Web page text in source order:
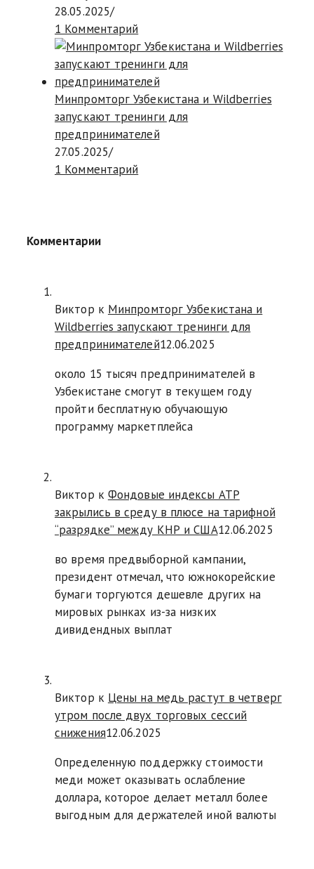
28.05.2025/
1 Комментарий
Минпромторг Узбекистана и Wildberries
запускают тренинги для
предпринимателей
27.05.2025/
1 Комментарий
Комментарии
Виктор к Минпромторг Узбекистана и
Wildberries запускают тренинги для
предпринимателей12.06.2025
около 15 тысяч предпринимателей в
Узбекистане смогут в текущем году
пройти бесплатную обучающую
программу маркетплейса
Виктор к Фондовые индексы АТР
закрылись в среду в плюсе на тарифной
“разрядке” между КНР и США12.06.2025
во время предвыборной кампании,
президент отмечал, что южнокорейские
бумаги торгуются дешевле других на
мировых рынках из-за низких
дивидендных выплат
Виктор к Цены на медь растут в четверг
утром после двух торговых сессий
снижения12.06.2025
Определенную поддержку стоимости
меди может оказывать ослабление
доллара, которое делает металл более
выгодным для держателей иной валюты